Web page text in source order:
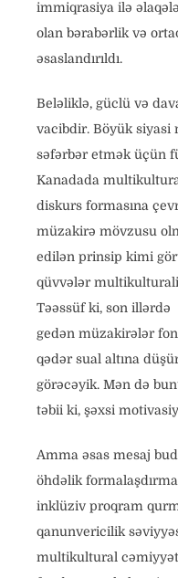
immiqrasiya ilə
olan bərabərlik və
əsaslandırıldı.
Beləliklə, güclü və
vacibdir. Böyük siyasi
səfərbər etmək üçün
Kanadada
diskurs formasına
müzakirə mövzusu
edilən prinsip kimi
qüvvələr
Təəssüf ki, son
gedən müzakirələr
qədər sual altına
görəcəyik. Mən də
təbii ki, şəxsi
Amma əsas mesaj
öhdəlik
inklüziv proqram
qanunvericilik
multikultural